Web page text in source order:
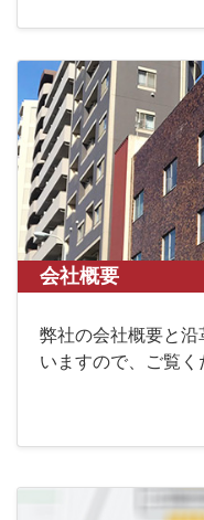
会社概要
弊社の会社概要と
いますので、ご覧く